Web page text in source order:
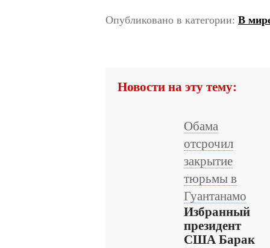
Опубликовано в категории: В
Новости на эту тему:
Обама
отсрочил
закрытие
тюрьмы в
Гуантанамо
Избранный
президент
США Барак